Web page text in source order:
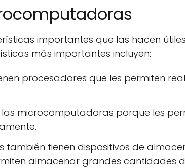
importantes que las hacen
más importantes incluyen:
procesadores que les permiten
microcomputadoras porque les
tienen dispositivos de
almacenar grandes cantidades